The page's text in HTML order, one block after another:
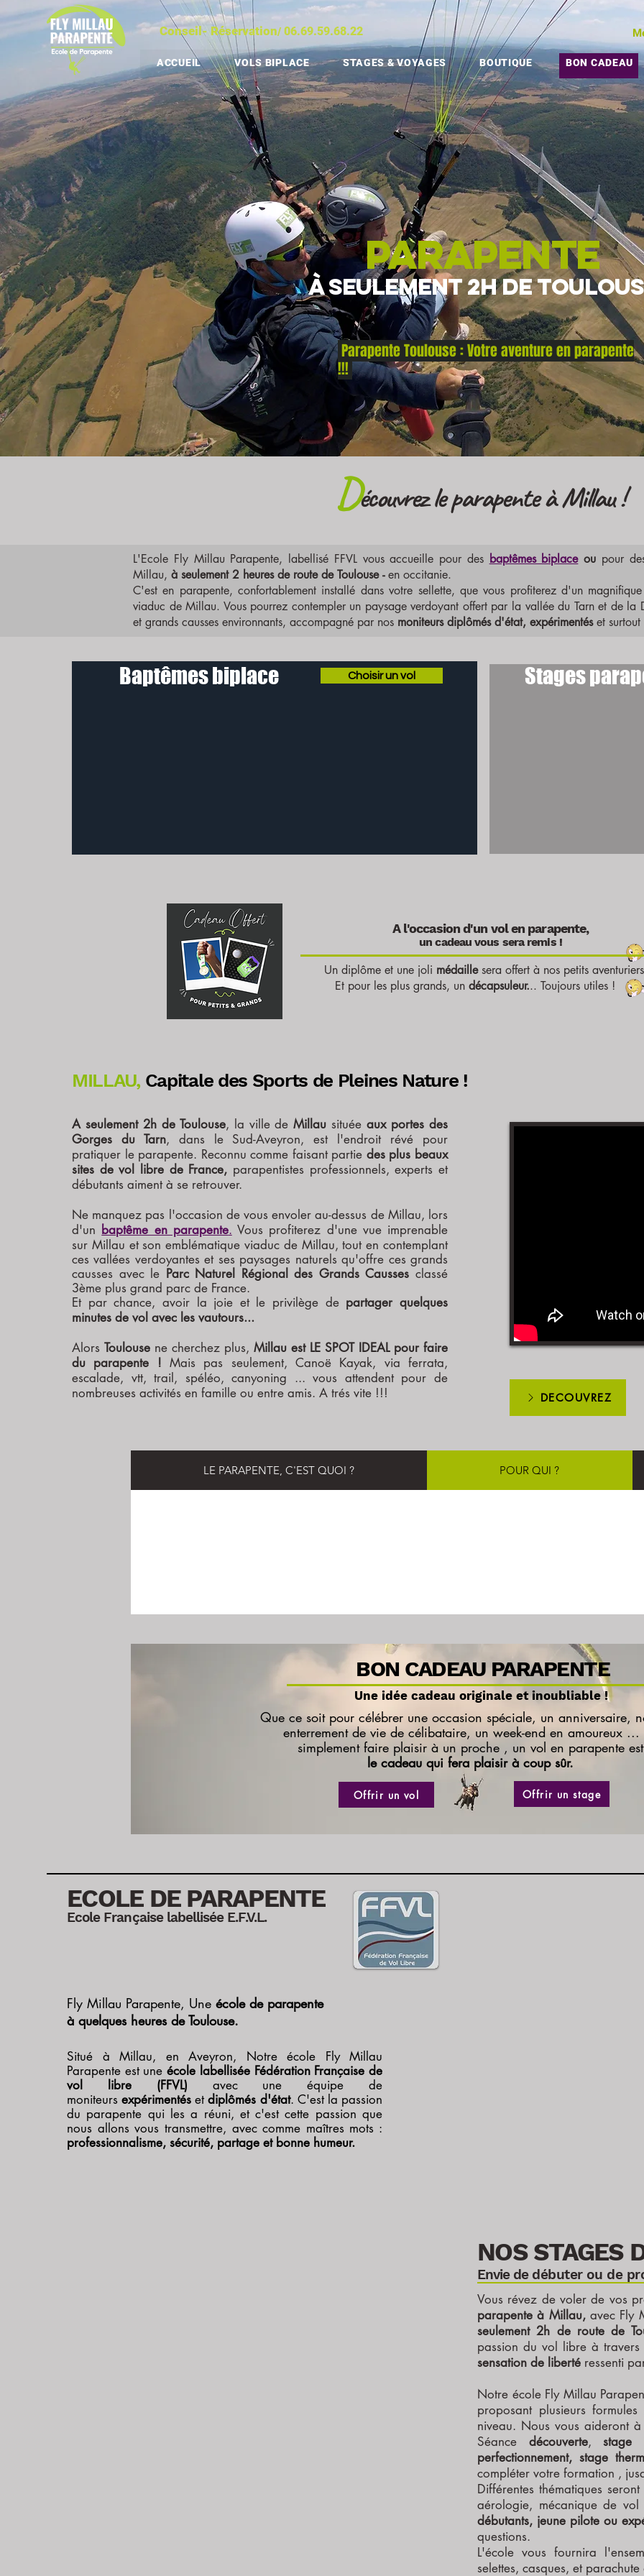
Conseil- Réservation/ 06.69.59.68.22
ACCUEIL VOLS BIPLACE STAGES & VOYAGES BOUTIQUE BON CADEAU
parapente
à SEULEMENT 2H DE
Parapente Toulouse : Votre aventure en parapente
!!!
Découvrez leparapente à Millau !
L'Ecole Fly Millau Parapente, labellisé FFVL vous accueille pour des baptêmes biplaceou pour
Millau, à seulement 2 heures de route de Toulouse -en occitanie.
C'est en parapente, confortablement installé dans votre sellette, que vous profiterez d'un
viaduc de Millau. Vous pourrez contempler un paysage verdoyant offert par la vallée du Tarn et de la
et grands causses environnants, accompagné par nos moniteurs diplômés d'état, expérimentéset surtout
Choisir un vol
Baptêmes biplace Stages
A l'occasion d'un vol en parapente,
un cadeau vous sera remis !
Un diplôme et une joli médaillesera offert à nos petits
Et pour les plus grands, un décapsuleur... Toujours utiles !
MILLAU, Capitale des Sports de Pleines Nature !
A seulement 2h de Toulouse, la ville deMillau situéeaux portes des
Gorges du Tarn, dans le Sud-Aveyron, est l'endroit révé pour
pratiquer le parapente. Reconnu comme faisant partie des plus beaux
sites de vol libre de France, parapentistes professionnels, experts et
débutants aiment à se retrouver.
Ne manquez pas l'occasion de vous envoler au-dessus de Millau, lors
d'un baptême en parapente. Vous profiterez d'une vue imprenable
sur Millau et son emblématique viaduc de Millau, tout en contemplant
ces vallées verdoyantes et ses paysages naturels qu'offre ces grands
causses avec le Parc Naturel Régional des Grands Causses classé
3ème plus grand parc de France.
Et par chance, avoir la joie et le privilège de partager quelques
minutes de vol avec les vautours...
Alors Toulouse ne cherchez plus, Millau est LE SPOT IDEAL pour faire
du parapente ! Mais pas seulement, Canoë Kayak, via ferrata,
escalade, vtt, trail, spéléo, canyoning ... vous attendent pour de
nombreuses activités en famille ou entre amis. A trés vite !!!
DECOUVREZ
LE PARAPENTE, C'EST QUOI ? POUR QUI ?
BON CADEAU PARAPENTE
Une idée cadeau originale et inoubliable !
Que ce soit pour célébrer une occasion spéciale, un anniversaire,
enterrement de vie de célibataire, un week-end en amoureux ...
simplement faire plaisir à un proche , un vol en parapente est
le cadeau qui fera plaisir à coup sûr.
Offrir un vol Offrir un stage
ECOLE DE PARAPENTE
Ecole Française labellisée E.F.V.L.
Situé à Millau, en Aveyron, Notre école Fly Millau
Parapente est uneécole labellisée Fédération Française de
vol libre (FFVL) avec une équipe de
moniteurs expérimentésetdiplômés d'état. C'est la passion
du parapente qui les a réuni, et c'est cette passion que
nous allons vous transmettre, avec comme maîtres mots :
professionnalisme, sécurité, partage et bonne humeur.
Fly Millau Parapente, Une école de parapente
à quelques heures de Toulouse.
Vous révez de voler de vos
parapente à Millau,avec Fly
seulement 2h de route de
passion du vol libre à
sensation de liberté ressenti
Notre école Fly Millau
proposant plusieurs formules
niveau. Nous vous aideront
Séance découverte, stage
perfectionnement, stage
compléter votre formation ,
Différentes thématiques
aérologie, mécanique de
débutants, jeune pilote ou
questions.
L'école vous fournira
selettes, casques, et
NOSSTAGES
Envie de débuter ou de